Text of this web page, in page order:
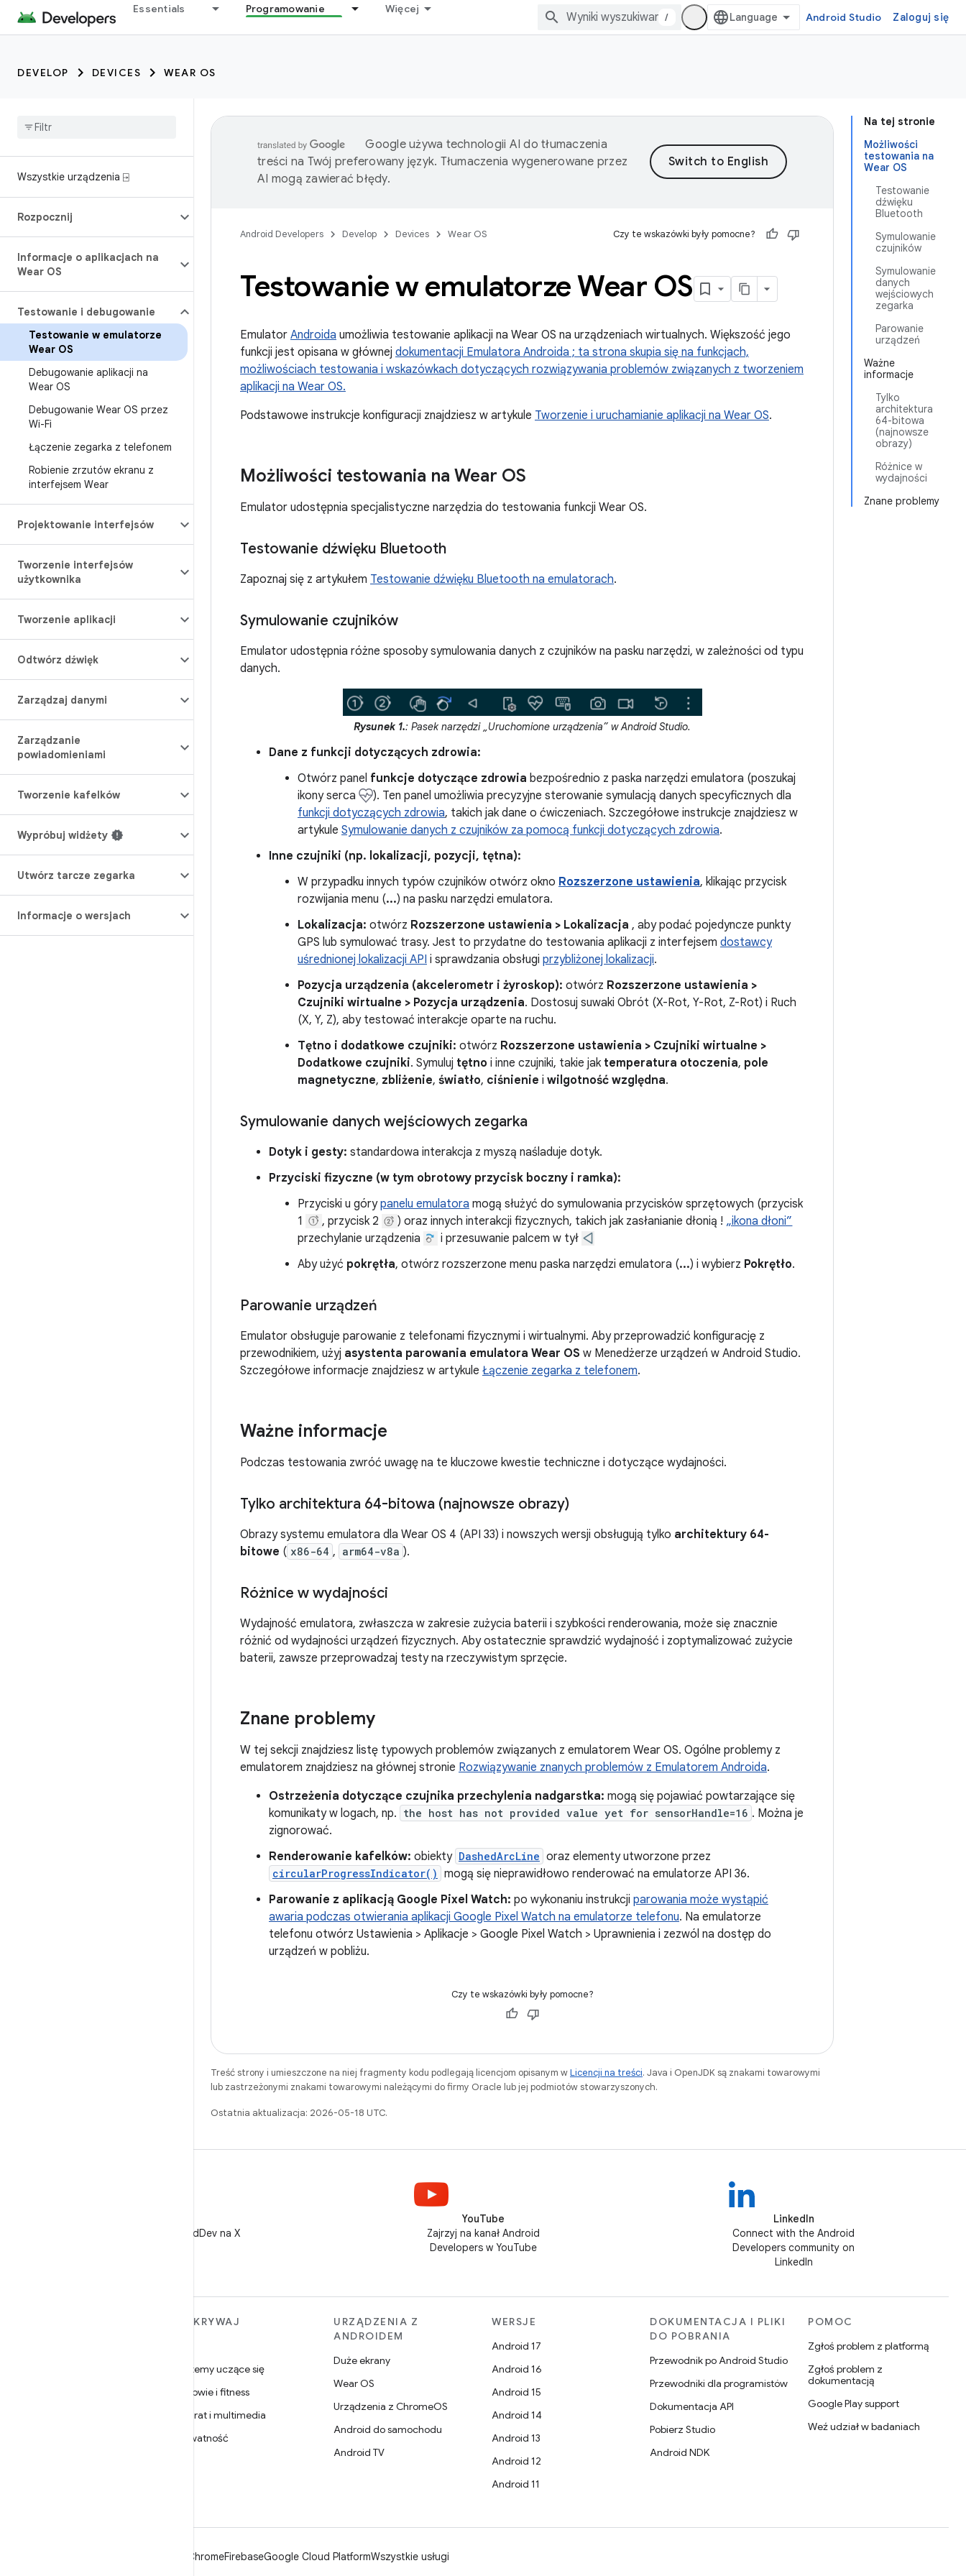
Essentials Programowanie Więcej
/ Android Studio Zaloguj się
DEVELOP DEVICES WEAR OS
Wszystkie urządzenia ⍈
Rozpocznij
Informacje o aplikacjach na
Wear OS
Testowanie i debugowanie
Testowanie w emulatorze
Wear OS
Debugowanie aplikacji na
Wear OS
Debugowanie Wear OS przez
Wi-Fi
Łączenie zegarka z telefonem
Robienie zrzutów ekranu z
interfejsem Wear
Projektowanie interfejsów
Tworzenie interfejsów
użytkownika
Tworzenie aplikacji
Odtwórz dźwięk
Zarządzaj danymi
Zarządzanie
powiadomieniami
Tworzenie kafelków
Wypróbuj widżety
Utwórz tarcze zegarka
Informacje o wersjach
Na tej stronie
Możliwości
testowania na
Wear OS
Testowanie
dźwięku
Bluetooth
Symulowanie
czujników
Symulowanie
danych
wejściowych
zegarka
Parowanie
urządzeń
Ważne
informacje
Tylko
architektura
64-bitowa
(najnowsze
obrazy)
Różnice w
wydajności
Znane problemy
Google używa technologii AI do tłumaczenia
treści na Twój preferowany język. Tłumaczenia wygenerowane przez
AI mogą zawierać błędy.
Android Developers Develop Devices Wear OS Czy te wskazówki były pomocne?
Testowanie w emulatorze Wear OS
Emulator Androida umożliwia testowanie aplikacji na Wear OS na urządzeniach wirtualnych. Większość jego
funkcji jest opisana w głównej dokumentacji Emulatora Androida ; ta strona skupia się na funkcjach,
możliwościach testowania i wskazówkach dotyczących rozwiązywania problemów związanych z tworzeniem
aplikacji na Wear OS.
Podstawowe instrukcje konfiguracji znajdziesz w artykule Tworzenie i uruchamianie aplikacji na Wear OS.
Możliwości testowania na Wear OS
Emulator udostępnia specjalistyczne narzędzia do testowania funkcji Wear OS.
Testowanie dźwięku Bluetooth
Zapoznaj się z artykułem Testowanie dźwięku Bluetooth na emulatorach.
Symulowanie czujników
Emulator udostępnia różne sposoby symulowania danych z czujników na pasku narzędzi, w zależności od typu
danych.
Rysunek 1.: Pasek narzędzi „Uruchomione urządzenia” w Android Studio.
Dane z funkcji dotyczących zdrowia:
Otwórz panel funkcje dotyczące zdrowia bezpośrednio z paska narzędzi emulatora (poszukaj
ikony serca
). Ten panel umożliwia precyzyjne sterowanie symulacją danych specyficznych dla
funkcji dotyczących zdrowia, takich jak dane o ćwiczeniach. Szczegółowe instrukcje znajdziesz w
artykule Symulowanie danych z czujników za pomocą funkcji dotyczących zdrowia.
Inne czujniki (np. lokalizacji, pozycji, tętna):
W przypadku innych typów czujników otwórz okno Rozszerzone ustawienia, klikając przycisk
rozwijania menu (...) na pasku narzędzi emulatora.
Lokalizacja: otwórz Rozszerzone ustawienia > Lokalizacja , aby podać pojedyncze punkty
GPS lub symulować trasy. Jest to przydatne do testowania aplikacji z interfejsem dostawcy
uśrednionej lokalizacji API i sprawdzania obsługi przybliżonej lokalizacji.
Pozycja urządzenia (akcelerometr i żyroskop): otwórz Rozszerzone ustawienia >
Czujniki wirtualne > Pozycja urządzenia. Dostosuj suwaki Obrót (X-Rot, Y-Rot, Z-Rot) i Ruch
(X, Y, Z), aby testować interakcje oparte na ruchu.
Tętno i dodatkowe czujniki: otwórz Rozszerzone ustawienia > Czujniki wirtualne >
Dodatkowe czujniki. Symuluj tętno i inne czujniki, takie jak temperatura otoczenia, pole
magnetyczne, zbliżenie, światło, ciśnienie i wilgotność względna.
Symulowanie danych wejściowych zegarka
Dotyk i gesty: standardowa interakcja z myszą naśladuje dotyk.
Przyciski fizyczne (w tym obrotowy przycisk boczny i ramka):
Przyciski u górypanelu emulatora mogą służyć do symulowania przycisków sprzętowych (przycisk
1
, przycisk 2 ) oraz innych interakcji fizycznych, takich jak zasłanianie dłonią ! „ikona dłoni”
przechylanie urządzenia
i przesuwanie palcem w tył
Aby użyć pokrętła, otwórz rozszerzone menu paska narzędzi emulatora (...) i wybierz Pokrętło.
Parowanie urządzeń
Emulator obsługuje parowanie z telefonami fizycznymi i wirtualnymi. Aby przeprowadzić konfigurację z
przewodnikiem, użyj asystenta parowania emulatora Wear OS w Menedżerze urządzeń w Android Studio.
Szczegółowe informacje znajdziesz w artykule Łączenie zegarka z telefonem.
Ważne informacje
Podczas testowania zwróć uwagę na te kluczowe kwestie techniczne i dotyczące wydajności.
Tylko architektura 64-bitowa (najnowsze obrazy)
Obrazy systemu emulatora dla Wear OS 4 (API 33) i nowszych wersji obsługują tylko architektury 64-
bitowe ( x86-64 , arm64-v8a ).
Różnice w wydajności
Wydajność emulatora, zwłaszcza w zakresie zużycia baterii i szybkości renderowania, może się znacznie
różnić od wydajności urządzeń fizycznych. Aby ostatecznie sprawdzić wydajność i zoptymalizować zużycie
baterii, zawsze przeprowadzaj testy na rzeczywistym sprzęcie.
Znane problemy
W tej sekcji znajdziesz listę typowych problemów związanych z emulatorem Wear OS. Ogólne problemy z
emulatorem znajdziesz na głównej stronie Rozwiązywanie znanych problemów z Emulatorem Androida.
Ostrzeżenia dotyczące czujnika przechylenia nadgarstka: mogą się pojawiać powtarzające się
komunikaty w logach, np. the host has not provided value yet for sensorHandle=16 . Można je
zignorować.
Renderowanie kafelków: obiekty DashedArcLine oraz elementy utworzone przez
circularProgressIndicator() mogą się nieprawidłowo renderować na emulatorze API 36.
Parowanie z aplikacją Google Pixel Watch: po wykonaniu instrukcji parowania może wystąpić
awaria podczas otwierania aplikacji Google Pixel Watch na emulatorze telefonu. Na emulatorze
telefonu otwórz Ustawienia > Aplikacje > Google Pixel Watch > Uprawnienia i zezwól na dostęp do
urządzeń w pobliżu.
Czy te wskazówki były pomocne?
Treść strony i umieszczone na niej fragmenty kodu podlegają licencjom opisanym wLicencji na treści. Java i OpenJDK są znakami towarowymi
lub zastrzeżonymi znakami towarowymi należącymi do firmy Oracle lub jej podmiotów stowarzyszonych.
Ostatnia aktualizacja: 2026-05-18 UTC.
Obserwuj @AndroidDev na X
YouTube
Zajrzyj na kanał Android
Developers w YouTube
LinkedIn
Connect with the Android
Developers community on
LinkedIn
ODKRYWAJ
Systemy uczące się
Zdrowie i fitness
Aparat i multimedia
Prywatność
URZĄDZENIA Z
ANDROIDEM
Duże ekrany
Wear OS
Urządzenia z ChromeOS
Android do samochodu
Android TV
WERSJE
Android 17
Android 16
Android 15
Android 14
Android 13
Android 12
Android 11
DOKUMENTACJA I PLIKI
DO POBRANIA
Przewodnik po Android Studio
Przewodniki dla programistów
Dokumentacja API
Pobierz Studio
Android NDK
POMOC
Zgłoś problem z platformą
Zgłoś problem z
dokumentacją
Google Play support
Weź udział w badaniach
ChromeFirebaseGoogle Cloud PlatformWszystkie usługi